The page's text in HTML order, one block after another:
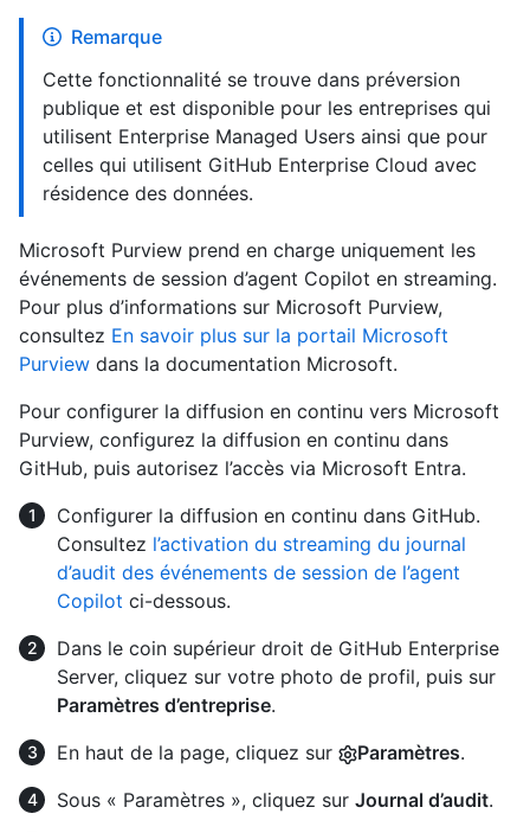
Remarque
Cette fonctionnalité se trouve dans préversion
publique et est disponible pour les entreprises qui
utilisent Enterprise Managed Users ainsi que pour
celles qui utilisent GitHub Enterprise Cloud avec
résidence des données.
Microsoft Purview prend en charge uniquement les
événements de session d’agent Copilot en streaming.
Pour plus d’informations sur Microsoft Purview,
consultez En savoir plus sur la portail Microsoft
Purview dans la documentation Microsoft.
Pour configurer la diffusion en continu vers Microsoft
Purview, configurez la diffusion en continu dans
GitHub, puis autorisez l’accès via Microsoft Entra.
Configurer la diffusion en continu dans GitHub.
Consultez l’activation du streaming du journal
d’audit des événements de session de l’agent
Copilot ci-dessous.
Dans le coin supérieur droit de GitHub Enterprise
Server, cliquez sur votre photo de profil, puis sur
Paramètres d’entreprise.
En haut de la page, cliquez sur
Paramètres.
Sous « Paramètres », cliquez sur Journal d’audit.